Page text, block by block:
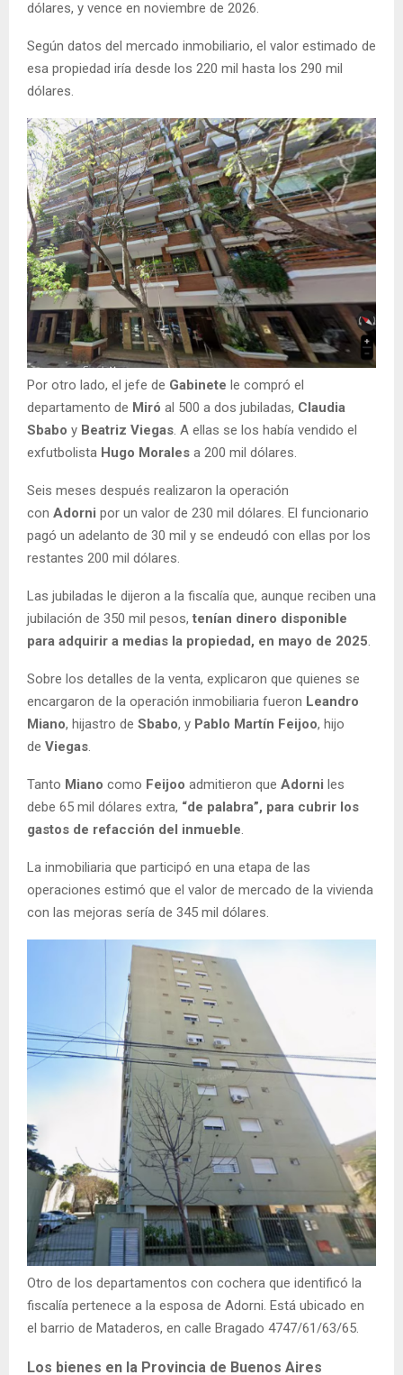
dólares, y vence en noviembre de 2026.
Según datos del mercado inmobiliario, el valor estimado de
esa propiedad iría desde los 220 mil hasta los 290 mil
dólares.
Por otro lado, el jefe de Gabinete le compró el
departamento de Miró al 500 a dos jubiladas, Claudia
Sbabo y Beatriz Viegas. A ellas se los había vendido el
exfutbolista Hugo Morales a 200 mil dólares.
Seis meses después realizaron la operación
con Adorni por un valor de 230 mil dólares. El funcionario
pagó un adelanto de 30 mil y se endeudó con ellas por los
restantes 200 mil dólares.
Las jubiladas le dijeron a la fiscalía que, aunque reciben una
jubilación de 350 mil pesos, tenían dinero disponible
para adquirir a medias la propiedad, en mayo de 2025.
Sobre los detalles de la venta, explicaron que quienes se
encargaron de la operación inmobiliaria fueron Leandro
Miano, hijastro de Sbabo, y Pablo Martín Feijoo, hijo
de Viegas.
Tanto Miano como Feijoo admitieron que Adorni les
debe 65 mil dólares extra, “de palabra”, para cubrir los
gastos de refacción del inmueble.
La inmobiliaria que participó en una etapa de las
operaciones estimó que el valor de mercado de la vivienda
con las mejoras sería de 345 mil dólares.
Otro de los departamentos con cochera que identificó la
fiscalía pertenece a la esposa de Adorni. Está ubicado en
el barrio de Mataderos, en calle Bragado 4747/61/63/65.
Los bienes en la Provincia de Buenos Aires